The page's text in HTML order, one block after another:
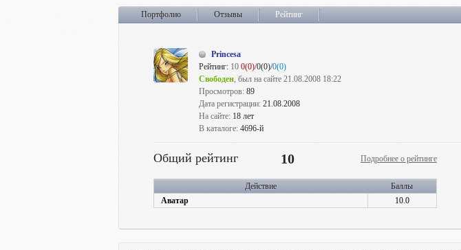
Портфолио Отзывы Рейтинг
Princesa
Рейтинг: 10 0(0)/0(0)/0(0)
Свободен, был на сайте 21.08.2008 18:22
Просмотров: 89
Дата регистрации: 21.08.2008
На сайте: 18 лет
В каталоге: 4696-й
Общий рейтинг 10 Подробнее о рейтинге
Действие
Баллы
Аватар
10.0